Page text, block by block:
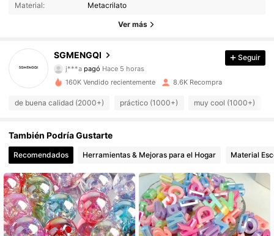
Material: Metacrilato
Ver más
SGMENGQI
4,78
496 Seguidores
R***i seguidoHace 1 horas
4,78 496 Seguidores
Seguir
160K Vendido recientemente 8.6K Recompra
de buena calidad (2000+) práctico (1000+) muy cool (1000+)
También Podría Gustarte
Recomendados Herramientas & Mejoras para el Hogar Material